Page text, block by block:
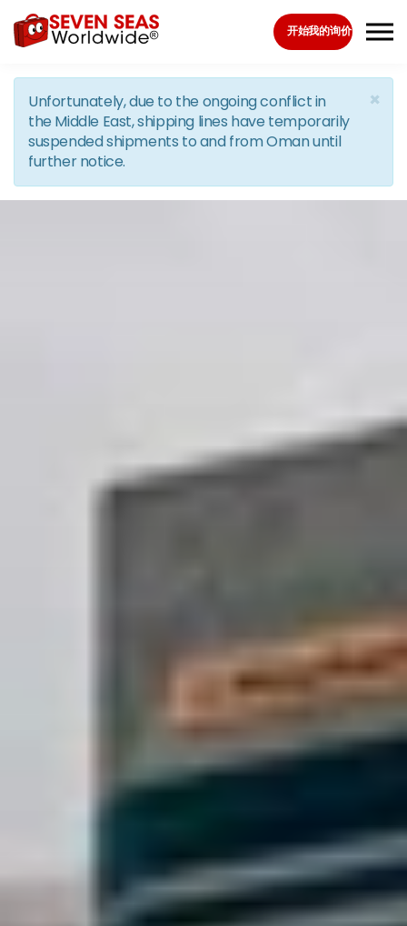
Skip to the content
开始我的询价
×
Unfortunately, due to the ongoing conflict in
the Middle East, shipping lines have temporarily
suspended shipments to and from Oman until
further notice.